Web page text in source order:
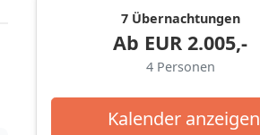
7 Übernachtungen
Ab EUR 2.005,-
4 Personen
Kalender anzeigen